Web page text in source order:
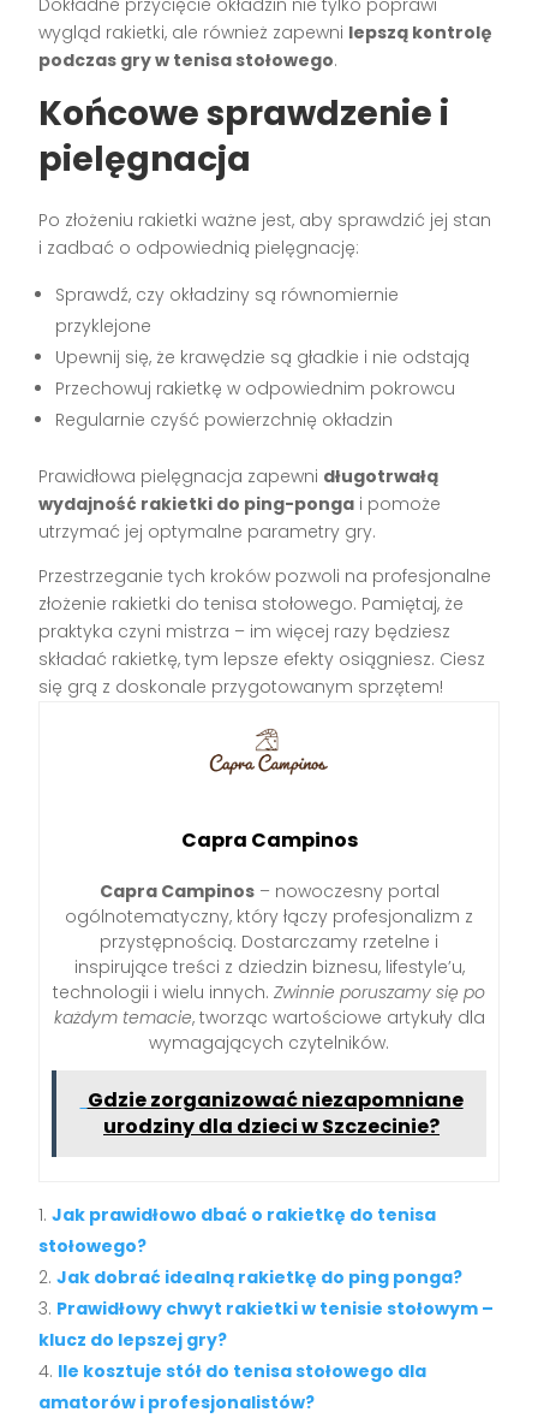
Dokładne przycięcie okładzin nie tylko poprawi
wygląd rakietki, ale również zapewni lepszą kontrolę
podczas gry w tenisa stołowego.
Końcowe sprawdzenie i
pielęgnacja
Po złożeniu rakietki ważne jest, aby sprawdzić jej stan
i zadbać o odpowiednią pielęgnację:
Sprawdź, czy okładziny są równomiernie
przyklejone
Upewnij się, że krawędzie są gładkie i nie odstają
Przechowuj rakietkę w odpowiednim pokrowcu
Regularnie czyść powierzchnię okładzin
Prawidłowa pielęgnacja zapewni długotrwałą
wydajność rakietki do ping-ponga i pomoże
utrzymać jej optymalne parametry gry.
Przestrzeganie tych kroków pozwoli na profesjonalne
złożenie rakietki do tenisa stołowego. Pamiętaj, że
praktyka czyni mistrza – im więcej razy będziesz
składać rakietkę, tym lepsze efekty osiągniesz. Ciesz
się grą z doskonale przygotowanym sprzętem!
Capra Campinos
Capra Campinos– nowoczesny portal
ogólnotematyczny, który łączy profesjonalizm z
przystępnością. Dostarczamy rzetelne i
inspirujące treści z dziedzin biznesu, lifestyle’u,
technologii i wielu innych. Zwinnie poruszamy się po
każdym temacie, tworząc wartościowe artykuły dla
wymagających czytelników.
Gdzie zorganizować niezapomniane
urodziny dla dzieci w Szczecinie?
Jak prawidłowo dbać o rakietkę do tenisa
stołowego?
Jak dobrać idealną rakietkę do ping ponga?
Prawidłowy chwyt rakietki w tenisie stołowym –
klucz do lepszej gry?
Ile kosztuje stół do tenisa stołowego dla
amatorów i profesjonalistów?